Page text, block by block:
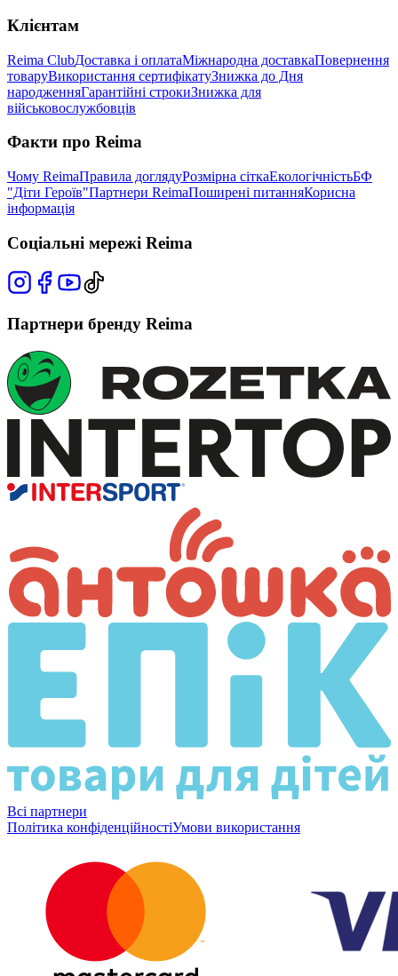
Клієнтам
Reima ClubДоставка і оплатаМіжнародна доставкаПовернення
товаруВикористання сертифікатуЗнижка до Дня
народженняГарантійні строкиЗнижка для
військовослужбовців
Факти про Reima
Чому ReimaПравила доглядуРозмірна сіткаЕкологічністьБФ
"Діти Героїв"Партнери ReimaПоширені питанняКорисна
інформація
Соціальні мережі Reima
Партнери бренду Reima
Всі партнери
Політика конфіденційностіУмови використання